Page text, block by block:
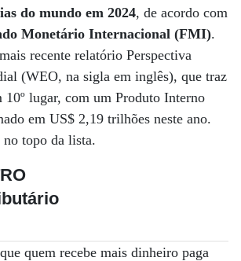
do mundo em 2024, de acordo com
Monetário Internacional (FMI).
recente relatório Perspectiva
(WEO, na sigla em inglês), que traz
10º lugar, com um Produto Interno
em US$ 2,19 trilhões neste ano.
topo da lista.
quem recebe mais dinheiro paga